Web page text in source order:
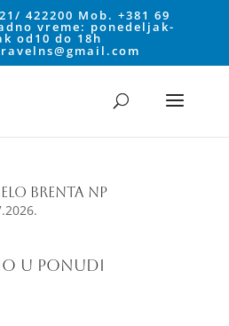
422200 Mob. +381 69
vreme: ponedeljak-
od10 do 18h
BRENTA NP
U PONUDI